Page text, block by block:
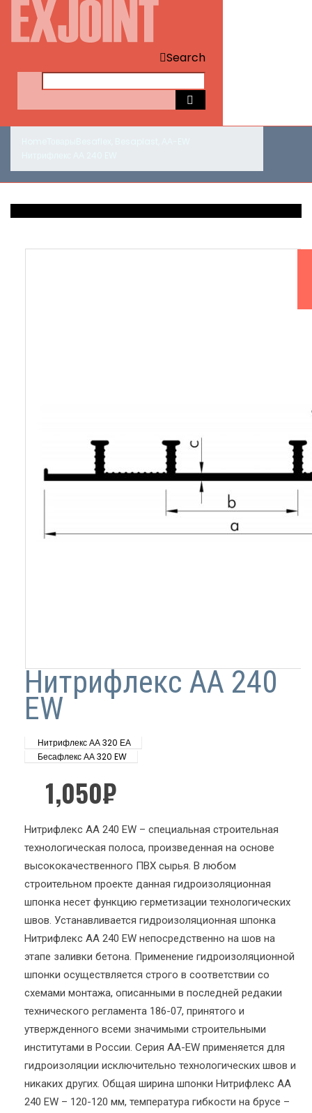
Search
Нитрифлекс АА 240
EW
Нитрифлекс АА 320 ЕА
Бесафлекс АА 320 EW
1,050₽
Нитрифлекс АА 240 EW – специальная строительная
технологическая полоса, произведенная на основе
высококачественного ПВХ сырья. В любом
строительном проекте данная гидроизоляционная
шпонка несет функцию герметизации технологических
швов. Устанавливается гидроизоляционная шпонка
Нитрифлекс АА 240 EW непосредственно на шов на
этапе заливки бетона. Применение гидроизоляционной
шпонки осуществляется строго в соответствии со
схемами монтажа, описанными в последней редакии
технического регламента 186-07, принятого и
утвержденного всеми значимыми строительными
институтами в России. Серия АА-EW применяется для
гидроизоляции исключительно технологических швов и
никаких других. Общая ширина шпонки Нитрифлекс АА
240 EW – 120-120 мм, температура гибкости на брусе –